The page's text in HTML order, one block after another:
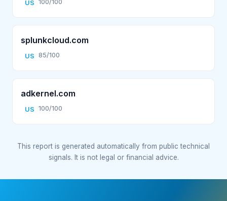
US 100/100
splunkcloud.com
US 85/100
adkernel.com
US 100/100
This report is generated automatically from public technical
signals. It is not legal or financial advice.